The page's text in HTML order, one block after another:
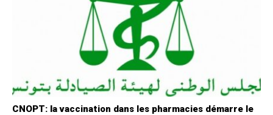
CNOPT: la vaccination dans les pharmacies démarre le